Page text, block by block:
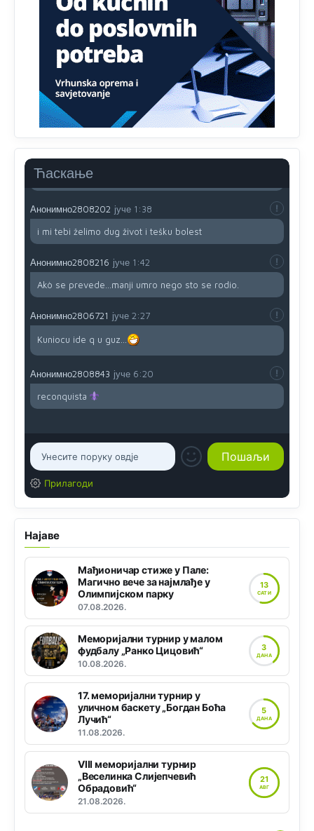
Ћаскање
Анонимно2806721 јуче 12:39
791 BiH nije priznala Kosovo kao nezavisnu državu jer
genocidna tvorevina pravi smetnju a recimo Srbija je
davnopriznala.Nasvakom proizvodu iz Srbije stoji -
uvoznik za Kosovo
Анонимно2806721 јуче 12:45
da brani? A imamo vojsku Kosova kojoj želimo svako
dobro i da se što bolje opreme
Анонимно2808202 јуче 1:38
i mi tebi želimo dug život i tešku bolest
Анонимно2808216 јуче 1:42
Akò se prevede...manji umro nego sto se rodio.
Анонимно2806721 јуче 2:27
Kuniocu ide q u guz...
Анонимно2808843 јуче 6:20
reconquista
Прилагоди
Најаве
Мађионичар стиже у Пале:
Магично вече за најмлађе у
Олимпијском парку
07.08.2026.
13
САТИ
Меморијални турнир у малом
фудбалу „Ранко Цицовић“
10.08.2026.
3
ДАНА
17. меморијални турнир у
уличном баскету „Богдан Боћа
Лучић“
11.08.2026.
5
ДАНА
VIII меморијални турнир
„Веселинка Слијепчевић
Обрадовић“
21.08.2026.
21
АВГ